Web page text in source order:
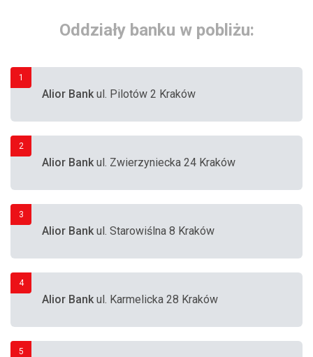
Oddziały banku w pobliżu:
1
Alior Bankul. Pilotów 2 Kraków
2
Alior Bankul. Zwierzyniecka 24 Kraków
3
Alior Bankul. Starowiślna 8 Kraków
4
Alior Bankul. Karmelicka 28 Kraków
5